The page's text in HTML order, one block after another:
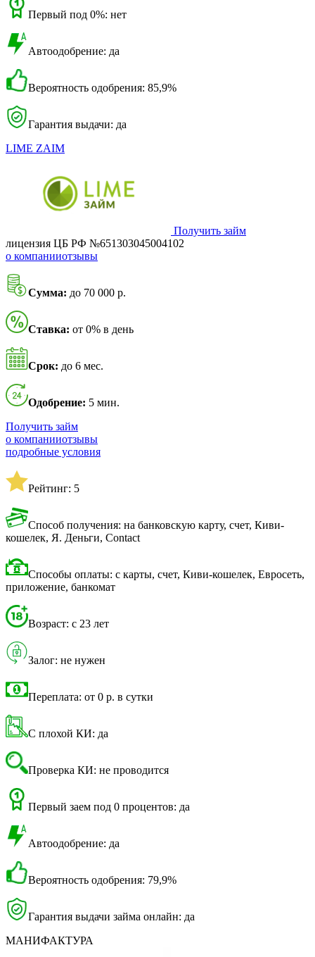
Первый под 0%: нет
Автоодобрение: да
Вероятность одобрения: 85,9%
Гарантия выдачи: да
LIME ZAIM
Получить займ
лицензия ЦБ РФ №651303045004102
о компанииотзывы
Сумма: до 70 000 р.
Ставка: от 0% в день
Срок: до 6 мес.
Одобрение: 5 мин.
Получить займ
о компанииотзывы
подробные условия
Рейтинг: 5
Способ получения: на банковскую карту, счет, Киви-
кошелек, Я. Деньги, Contact
Способы оплаты: с карты, счет, Киви-кошелек, Евросеть,
приложение, банкомат
Возраст: с 23 лет
Залог: не нужен
Переплата: от 0 р. в сутки
С плохой КИ: да
Проверка КИ: не проводится
Первый заем под 0 процентов: да
Автоодобрение: да
Вероятность одобрения: 79,9%
Гарантия выдачи займа онлайн: да
МАНИФАКТУРА